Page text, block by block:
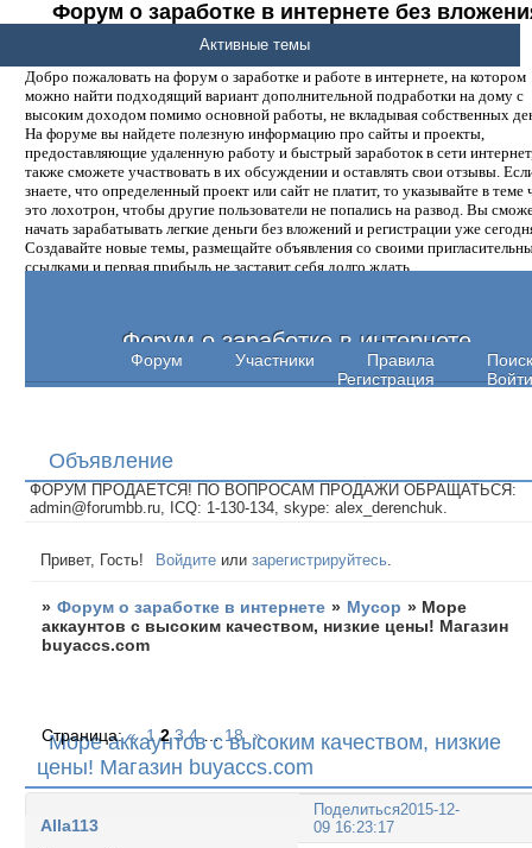
Форум о заработке в интернете без
денег.
Добро пожаловать на форум о заработке и работе в интернете, на котором
можно найти подходящий вариант дополнительной подработки на дому с
высоким доходом помимо основной работы, не вкладывая собственных
На форуме вы найдете полезную информацию про сайты и проекты,
предоставляющие удаленную работу и быстрый заработок в сети
также сможете участвовать в их обсуждении и оставлять свои отзывы.
знаете, что определенный проект или сайт не платит, то указывайте в теме
это лохотрон, чтобы другие пользователи не попались на развод. Вы
начать зарабатывать легкие деньги без вложений и регистрации уже
Создавайте новые темы, размещайте объявления со своими
ссылками и первая прибыль не заставит себя долго ждать.
Форум о заработке в интернете
Форум Участники Правила
Поиск
Регистрация
Войти
Активные темы
Объявление
ФОРУМ ПРОДАЕТСЯ! ПО ВОПРОСАМ ПРОДАЖИ ОБРАЩАТЬСЯ:
admin@forumbb.ru, ICQ: 1-130-134, skype: alex_derenchuk.
Привет, Гость! Войдите илизарегистрируйтесь
» Форум о заработке в интернете » Мусор » Море
аккаунтов с высоким качеством, низкие цены! Магазин
buyaccs.com
Море аккаунтов с высоким качеством, низкие
цены! Магазин buyaccs.com
Страница:« 1 2 3 4 … 18 »
Поделиться2015-12-
09 16:23:17
Alla113